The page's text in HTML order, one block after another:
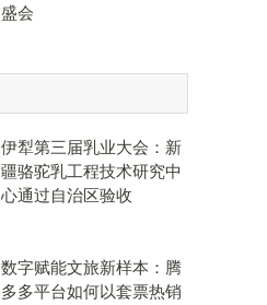
盛会
伊犁第三届乳业大会：新
疆骆驼乳工程技术研究中
心通过自治区验收
数字赋能文旅新样本：腾
多多平台如何以套票热销